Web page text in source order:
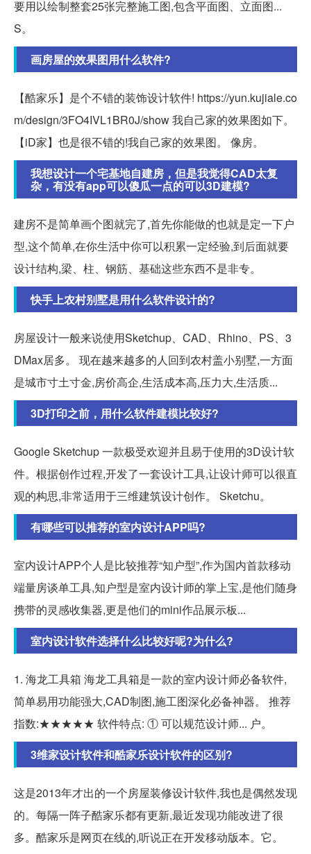
要用以绘制整套25张完整施工图,包含平面图、立面图...
S。
画房屋的效果图用什么软件?
【酷家乐】是个不错的装饰设计软件! https://yun.kujiale.co
m/design/3FO4IVL1BR0J/show 我自己家的效果图如下。
【iD家】也是很不错的!我自己家的效果图。 像房。
我想设计一个宅基地自建房，但是我觉得CAD太复
杂，有没有app可以傻瓜一点的可以3D建模?
建房不是简单画个图就完了,首先你能做的也就是定一下户
型,这个简单,在你生活中你可以积累一定经验,到后面就要
设计结构,梁、柱、钢筋、基础这些东西不是非专。
快手上农村别墅是用什么软件设计的?
房屋设计一般来说使用Sketchup、CAD、Rhino、PS、3
DMax居多。 现在越来越多的人回到农村盖小别墅,一方面
是城市寸土寸金,房价高企,生活成本高,压力大,生活质...
3D打印之前，用什么软件建模比较好?
Google Sketchup 一款极受欢迎并且易于使用的3D设计软
件。根据创作过程,开发了一套设计工具,让设计师可以很直
观的构思,非常适用于三维建筑设计创作。 Sketchu。
有哪些可以推荐的室内设计APP吗?
室内设计APP个人是比较推荐“知户型”,作为国内首款移动
端量房谈单工具,知户型是室内设计师的掌上宝,是他们随身
携带的灵感收集器,更是他们的mini作品展示板...
室内设计软件选择什么比较好呢?为什么?
1. 海龙工具箱 海龙工具箱是一款的室内设计师必备软件,
简单易用功能强大,CAD制图,施工图深化必备神器。 推荐
指数:★★★★★ 软件特点: ① 可以规范设计师... 户。
3维家设计软件和酷家乐设计软件的区别?
这是2013年才出的一个房屋装修设计软件,我也是偶然发现
的。每隔一阵子酷家乐都有更新,最近发现功能改进了很
多。酷家乐是网页在线的,听说正在开发移动版本。它。